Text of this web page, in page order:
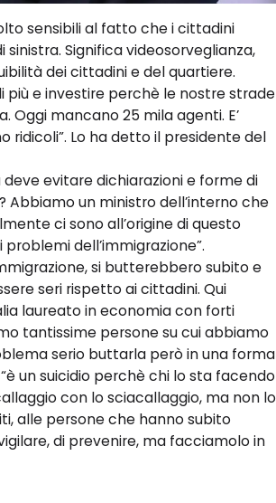
sensibili al fatto che i cittadini
Significa videosorveglianza,
dei cittadini e del quartiere.
più e investire perchè le nostre strade
Oggi mancano 25 mila agenti. E’
ridicoli”. Lo ha detto il presidente del
evitare dichiarazioni e forme di
un ministro dell’interno che
ci sono all’origine di questo
dell’immigrazione”.
si butterebbero subito e
seri rispetto ai cittadini. Qui
laureato in economia con forti
tantissime persone su cui abbiamo
serio buttarla però in una forma
un suicidio perchè chi lo sta facendo
con lo sciacallaggio, ma non lo
alle persone che hanno subito
di prevenire, ma facciamolo in